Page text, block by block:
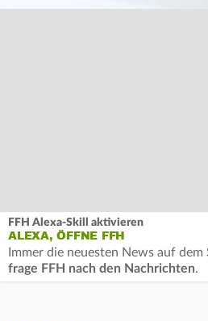
FFH Alexa-Skill aktivieren
ALEXA, ÖFFNE FFH
Immer die neuesten News auf dem
frage FFH nach den Nachrichten.